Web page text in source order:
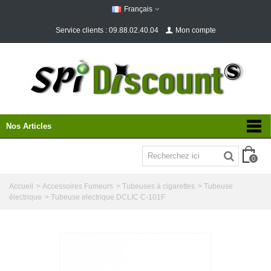
Français
Service clients : 09.88.02.40.04 Mon compte
Nos Articles
0
Accueil > Accessoires Fumeurs > Tubeuses à cigarettes > Tubeuse
électrique > Tubeuse electrique DCLIC C-101F